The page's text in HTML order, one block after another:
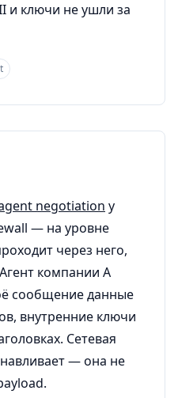
и ключи не ушли за
negotiation у
— на уровне
через него,
компании А
сообщение данные
внутренние ключи
Сетевая
— она не